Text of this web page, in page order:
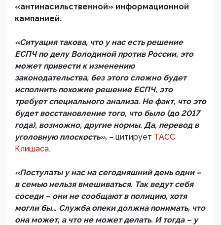
«антинасильственной» информационной
кампанией.
«Ситуация такова, что у нас есть решение
ЕСПЧ по делу Володиной против России, это
может привести к изменению
законодательства, без этого сложно будет
исполнить похожие решение ЕСПЧ, это
требует специального анализа. Не факт, что это
будет восстановление того, что было (до 2017
года), возможно, другие нормы. Да, перевод в
уголовную плоскость», – цитирует ТАСС
Клишаса.
«Постулаты у нас на сегодняшний день одни –
в семью нельзя вмешиваться. Так ведут себя
соседи – они не сообщают в полицию, хотя
могли бы… Служба опеки должна понимать, что
она может, а что не может делать. И тогда – у